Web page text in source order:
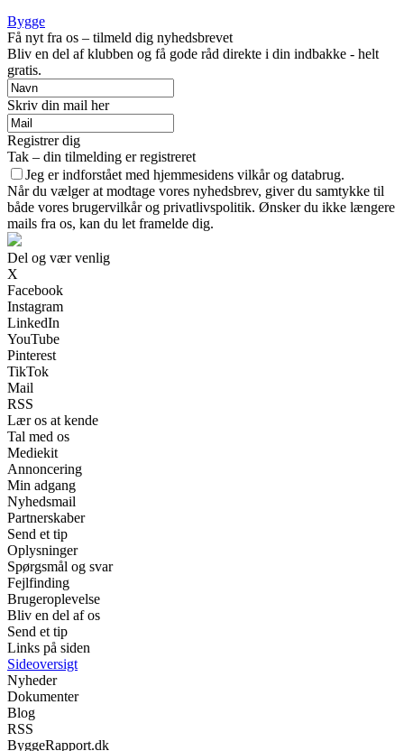
Bygge
Få nyt fra os – tilmeld dig nyhedsbrevet
Bliv en del af klubben og få gode råd direkte i din indbakke - helt
gratis.
Skriv din mail her
Registrer dig
Tak – din tilmelding er registreret
Jeg er indforstået med hjemmesidens vilkår og databrug.
Når du vælger at modtage vores nyhedsbrev, giver du samtykke til
både vores brugervilkår og privatlivspolitik. Ønsker du ikke længere
mails fra os, kan du let framelde dig.
Del og vær venlig
X
Facebook
Instagram
LinkedIn
YouTube
Pinterest
TikTok
Mail
RSS
Lær os at kende
Tal med os
Mediekit
Annoncering
Min adgang
Nyhedsmail
Partnerskaber
Send et tip
Oplysninger
Spørgsmål og svar
Fejlfinding
Brugeroplevelse
Bliv en del af os
Send et tip
Links på siden
Sideoversigt
Nyheder
Dokumenter
Blog
RSS
ByggeRapport.dk